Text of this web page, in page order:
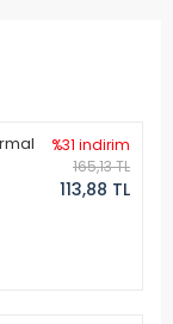
%31 indirim
165,13 TL
113,88 TL